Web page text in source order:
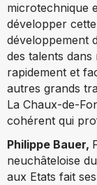
microtechnique
développer
développement
des talents dans
rapidement et
autres grands
La Chaux-de-
cohérent qui
Philippe Bauer,
neuchâteloise
aux Etats fait